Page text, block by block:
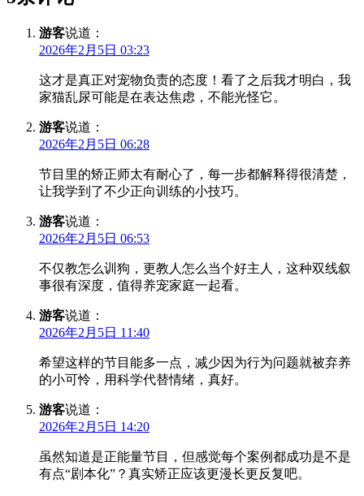
游客说道：
2026年2月5日 03:23
这才是真正对宠物负责的态度！看了之后我才明白，我
家猫乱尿可能是在表达焦虑，不能光怪它。
游客说道：
2026年2月5日 06:28
节目里的矫正师太有耐心了，每一步都解释得很清楚，
让我学到了不少正向训练的小技巧。
游客说道：
2026年2月5日 06:53
不仅教怎么训狗，更教人怎么当个好主人，这种双线叙
事很有深度，值得养宠家庭一起看。
游客说道：
2026年2月5日 11:40
希望这样的节目能多一点，减少因为行为问题就被弃养
的小可怜，用科学代替情绪，真好。
游客说道：
2026年2月5日 14:20
虽然知道是正能量节目，但感觉每个案例都成功是不是
有点“剧本化”？真实矫正应该更漫长更反复吧。